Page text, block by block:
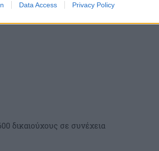
Data Access Privacy Policy
δικαιούχους σε συνέχεια